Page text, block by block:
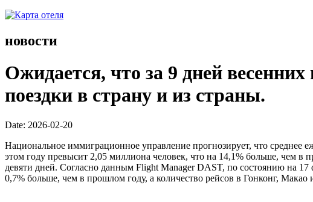
новости
Ожидается, что за 9 дней
поездки в страну и из страны.
Date: 2026-02-20
Национальное иммиграционное управление прогнозирует, что
этом году превысит 2,05 миллиона человек, что на 14,1% больше, чем в
девяти дней. Согласно данным Flight Manager DAST, по состоянию на 17
0,7% больше, чем в прошлом году, а количество рейсов в Гонконг,